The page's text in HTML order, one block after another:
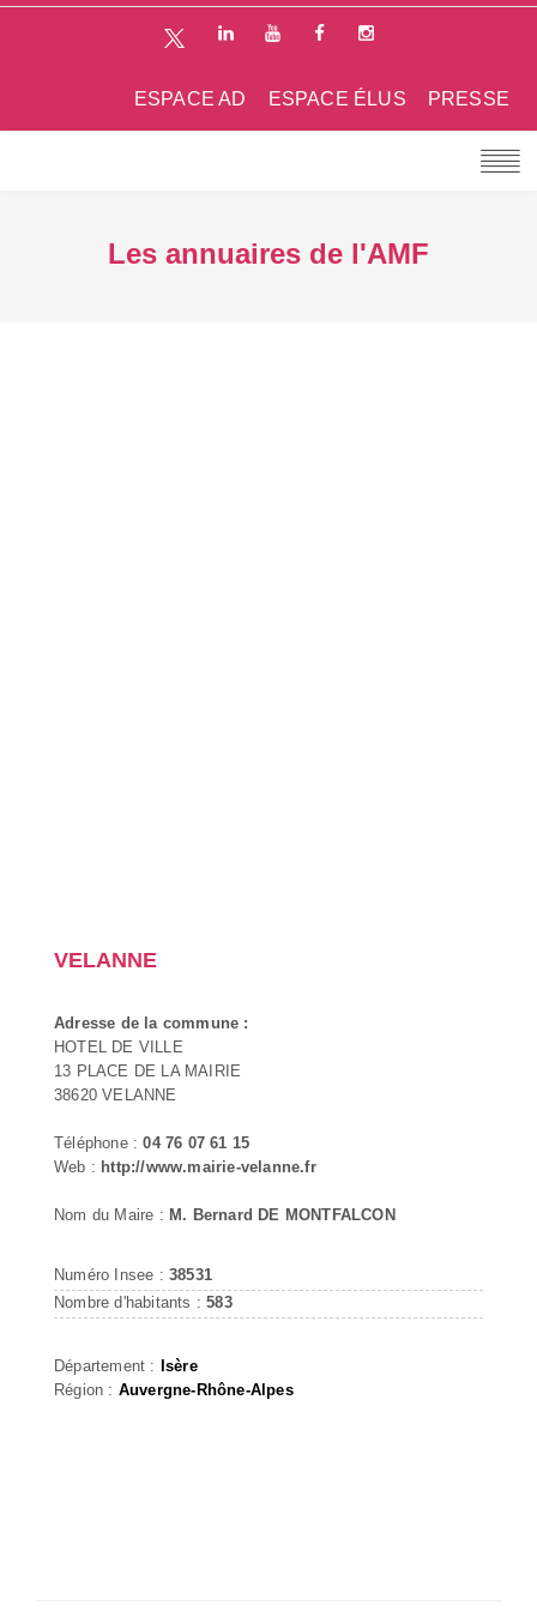
PRESSE
ESPACE ÉLUS
ESPACE AD
Les annuaires de l'AMF
VELANNE
Adresse de la commune :
HOTEL DE VILLE
13 PLACE DE LA MAIRIE
38620 VELANNE
Téléphone :04 76 07 61 15
Web : http://www.mairie-velanne.fr
Nom du Maire : M. Bernard DE MONTFALCON
Numéro Insee : 38531
Nombre d'habitants :583
Département : Isère
Région : Auvergne-Rhône-Alpes